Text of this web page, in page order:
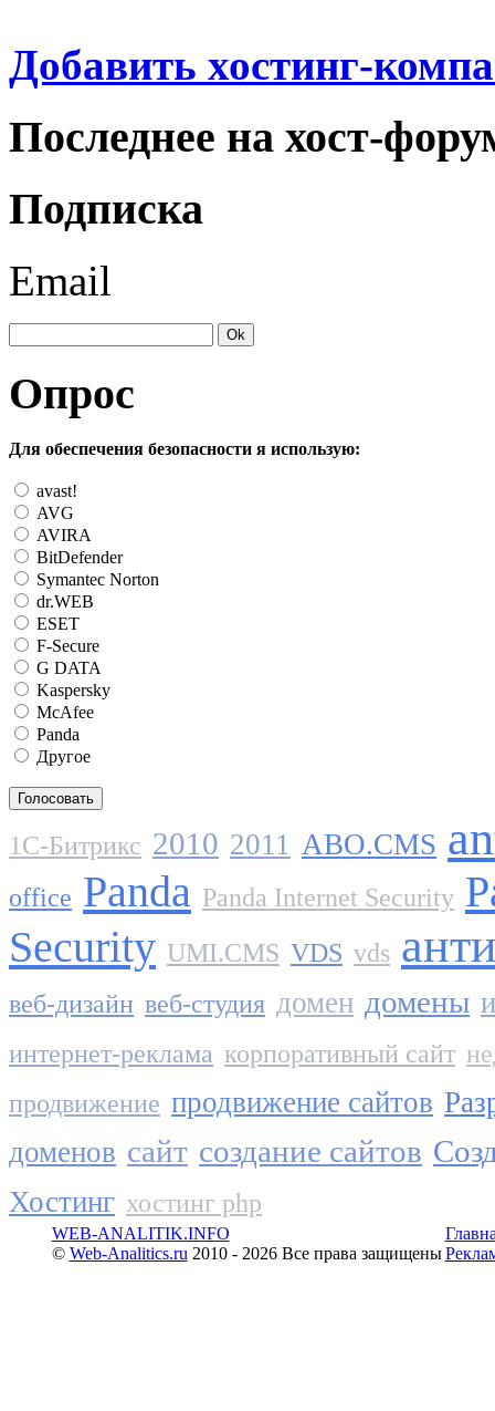
Добавить хостинг-
Последнее на хост-
Подписка
Email
Опрос
Для обеспечения безопасности я использую:
avast!
AVG
AVIRA
BitDefender
Symantec Norton
dr.WEB
ESET
F-Secure
G DATA
Kaspersky
McAfee
Panda
Другое
1C-Битрикс 2010 2011 ABO.CMS
office Panda Panda Internet Security
Security UMI.CMS VDS vds
веб-дизайн веб-студия домен домены
интернет-реклама корпоративный сайт
продвижение продвижение сайтов
доменов сайт создание сайтов
Хостинг хостинг php
WEB-ANALITIK.INFO
© Web-Analitics.ru2010 - 2026 Все права защищены